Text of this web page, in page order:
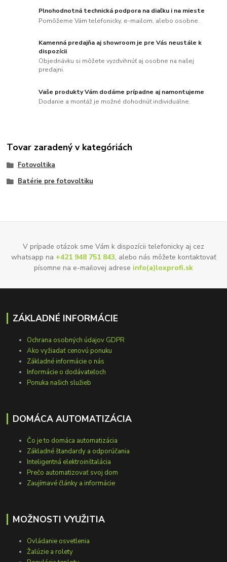
Plnohodnotná technická podpora na diaľku i na mieste
Pomôžeme Vám telefonicky, e-mailom, alebo osobne.
Kamenná predajňa aj showroom je pre Vás neustále k
dispozícii
Objednávku si môžete vyzdvihnúť aj osobne na našej
predajni.
Vaše produkty Vám dodáme prípadne aj namontujeme
Dodanie a montáž je možné dohodnúť individuálne.
Tovar zaradený v kategóriách
Fotovoltika
Batérie pre fotovoltiku
V prípade otázok sme Vám k dispozícii telefonicky aj cez
whatsapp na +421 948 751 843, alebo nás môžete kontaktovať
písomne na e-mailovej adrese info(a)loxprofi.sk
ZÁKLADNÉ INFORMÁCIE
Ochrana osobných údajov GDPR
Ako vyžiadať cenovú ponuku
Základné informácie o nás
Informácie o dodávateľoch
Ponuka našich služieb
DOMÁCA AUTOMATIZÁCIA
Čo je to domáca automatizácia
Základné štandardy a odporúčania
Inteligentná elektroinštalácia
Prečo automatizovať svoj dom
Zaujímavé články a informácie
MOŽNOSTI VYUŽITIA
Ovládanie osvetlenia
Žalúzie a rolety